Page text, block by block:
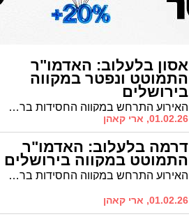
אסון בלעלוב: האדמו"ר
התמוטט ונפטר במקווה
בירושלים
האירוע התרחש במקווה החסידות ברחוב צפניה • הגבאים שהבחינו כי בושש לצאת מצאוהו מעולף במי הטהרה
01.02.26, ארי קאהן
דרמה בלעלוב: האדמו"ר
התמוטט במקווה בירושלים
האירוע התרחש במקווה החסידות ברחוב צפניה • הציבור נקרא להרבות בתפילה לרפואתו של רבי ישכר דב בן עטיל לרפואה שלמה
01.02.26, ארי קאהן